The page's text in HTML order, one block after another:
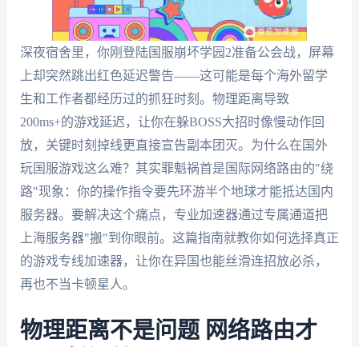
深夜宿舍里，你刚登陆国服崩坏学园2准备公会战，屏幕
上却突然跳出红色延迟警告——这可能是每个海外留学
生和工作者都经历过的抓狂时刻。物理距离导致
200ms+的游戏延迟，让你在躲BOSS大招时像慢动作回
放，关键时刻掉线更直接宣告副本团灭。为什么在国外
玩国服游戏这么难？其实罪魁祸首是国际网络路由的"绕
路"现象：你的操作指令要先环游半个地球才能抵达国内
服务器。要解决这个痛点，专业加速器通过专属通道把
上海服务器"搬"到你眼前。这篇指南就教你如何选择真正
的游戏专线加速器，让你在异国也能丝滑连招放必杀，
再也不当卡顿星人。
物理距离不是问题 网络路由才